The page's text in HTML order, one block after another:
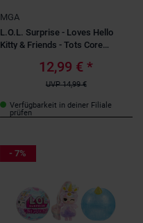
MGA
L.O.L. Surprise - Loves Hello
Kitty & Friends - Tots Core
12,99 € *
UVP 14,99 €
Verfügbarkeit in deiner Filiale
prüfen
- 7%